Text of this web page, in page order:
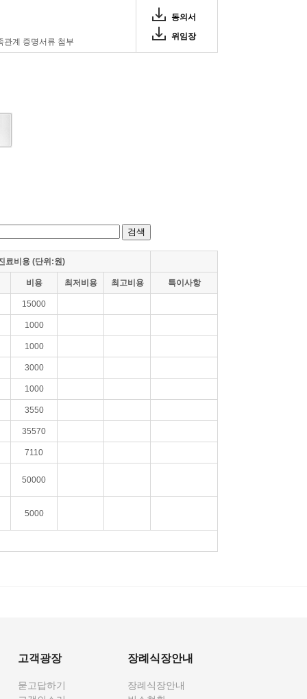
관계 증명서류 첨부
동의서
위임장
료비용 (단위:원)
비용 최저비용 최고비용 특이사항
15000
1000
1000
3000
1000
3550
35570
7110
50000
5000
고객광장
묻고답하기
장례식장안내
장례식장안내